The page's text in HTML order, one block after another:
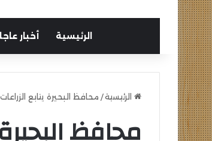
الرئيسية أخبار
الرئيسية/ محافظ البحيرة يتابع